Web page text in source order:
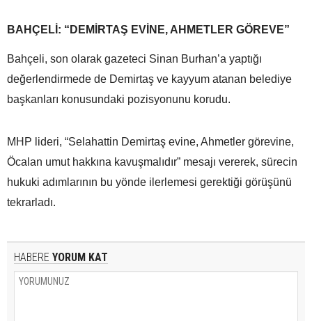
BAHÇELİ: “DEMİRTAŞ EVİNE, AHMETLER GÖREVE”
Bahçeli, son olarak gazeteci Sinan Burhan’a yaptığı
değerlendirmede de Demirtaş ve kayyum atanan belediye
başkanları konusundaki pozisyonunu korudu.
MHP lideri, “Selahattin Demirtaş evine, Ahmetler görevine,
Öcalan umut hakkına kavuşmalıdır” mesajı vererek, sürecin
hukuki adımlarının bu yönde ilerlemesi gerektiği görüşünü
tekrarladı.
HABERE YORUM KAT